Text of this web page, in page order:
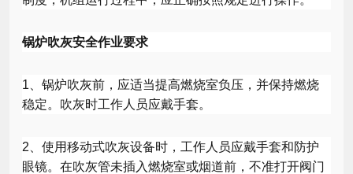
锅炉吹灰安全作业要求
1 、锅炉吹灰前，应适当提高燃烧室负压，并保持燃烧
稳定。吹灰时工作人员应戴手套。
2 、使用移动式吹灰设备时，工作人员应戴手套和防护
眼镜。在吹灰管未插入燃烧室或烟道前，不准打开阀门